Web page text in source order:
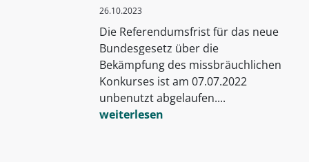
26.10.2023
Die Referendumsfrist für das neue
Bundesgesetz über die
Bekämpfung des missbräuchlichen
Konkurses ist am 07.07.2022
unbenutzt abgelaufen....
weiterlesen